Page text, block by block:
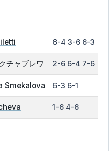
6-4 3-6 6-3
チャブレワ 2-6 6-4 7-6
Smekalova 6-3 6-1
1-6 4-6